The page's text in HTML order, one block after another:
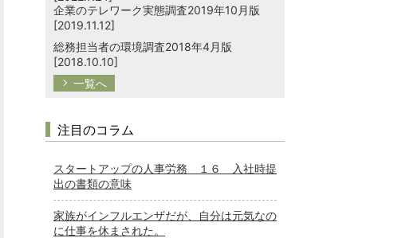
企業のテレワーク実態調査2019年10月版
[2019.11.12]
総務担当者の環境調査2018年4月版
[2018.10.10]
一覧へ
注目のコラム
スタートアップの人事労務 １６ 入社時提
出の書類の意味
家族がインフルエンザだが、自分は元気なの
に仕事を休まされた。